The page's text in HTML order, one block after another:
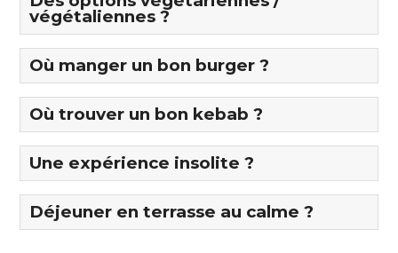
végétaliennes ?
Où manger un bon burger ?
Où trouver un bon kebab ?
Une expérience insolite ?
Déjeuner en terrasse au calme ?